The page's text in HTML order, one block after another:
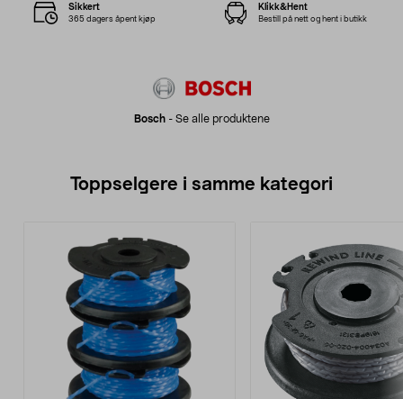
Bosch- Se alle produktene
Sikkert
365 dagers åpent kjøp
Klikk&Hent
Bestill på nett og hent i butikk
Toppselgere i samme kategori